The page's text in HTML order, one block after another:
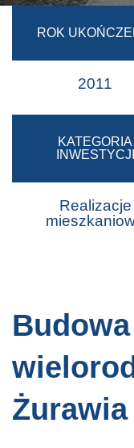
ROK
2011
KATEGORIA
INWESTYCJI
Realizacje
Żurawia